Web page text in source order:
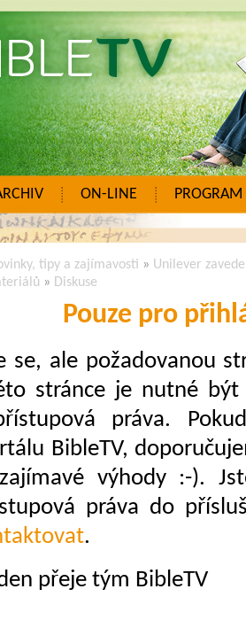
ON-LINE PROGRAM
tipy a zajímavosti » Unilever
» Diskuse
Pouze pro
se, ale požadovanou
stránce je nutné
práva.
BibleTV,
výhody :-).
práva do
.
přeje tým BibleTV